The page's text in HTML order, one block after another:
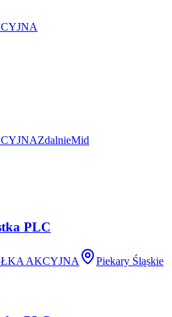
ZdalnieMid
PLC
AKCYJNA Piekary Śląskie